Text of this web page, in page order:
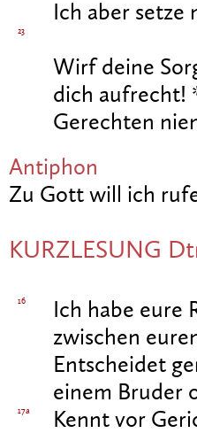
Ich aber
23
Wirf deine
dich aufrecht!
Gerechten
Antiphon
Zu Gott will ich
KURZLESUNG
16
Ich habe eure
zwischen
Entscheidet
einem Bruder
17a
Kennt vor